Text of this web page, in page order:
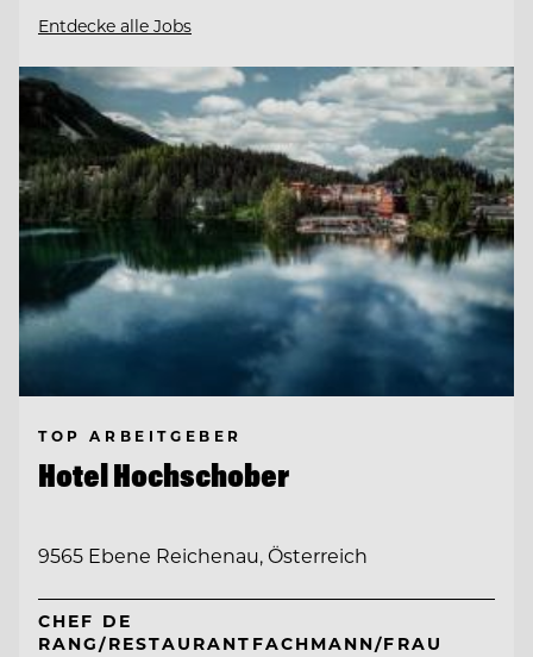
Entdecke alle Jobs
TOP ARBEITGEBER
Hotel Hochschober
9565 Ebene Reichenau, Österreich
CHEF DE
RANG/RESTAURANTFACHMANN/FRAU